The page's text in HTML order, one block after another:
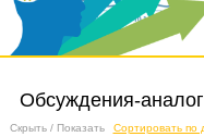
Обсуждения-
Скрыть / Показать Сортировать по